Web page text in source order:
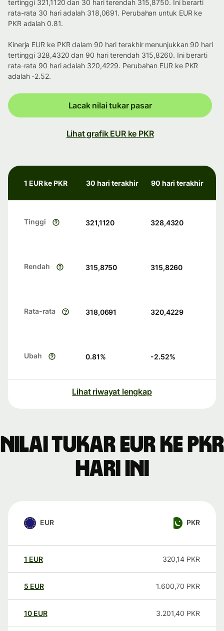
tertinggi 321,1120 dan 30 hari terendah 315,8750. Ini berarti
rata-rata 30 hari adalah 318,0691. Perubahan untuk EUR ke
PKR adalah 0.81.
Kinerja EUR ke PKR dalam 90 hari terakhir menunjukkan 90 hari
tertinggi 328,4320 dan 90 hari terendah 315,8260. Ini berarti
rata-rata 90 hari adalah 320,4229. Perubahan EUR ke PKR
adalah -2.52.
Lacak nilai tukar pasar
Lihat grafik EUR ke PKR
1 EUR ke PKR 30 hari terakhir 90 hari terakhir
Tinggi 321,1120 328,4320
Rendah 315,8750 315,8260
Rata-rata 318,0691 320,4229
Ubah 0.81% -2.52%
Lihat riwayat lengkap
Nilai tukar EUR ke PKR
hari ini
EUR PKR
1 EUR 320,14 PKR
5 EUR 1.600,70 PKR
10 EUR 3.201,40 PKR